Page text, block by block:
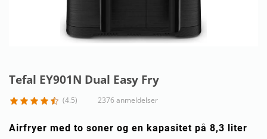
Tefal EY901N Dual Easy Fry
(4.5) 2376 anmeldelser
Airfryer med to soner og en kapasitet på 8,3 liter